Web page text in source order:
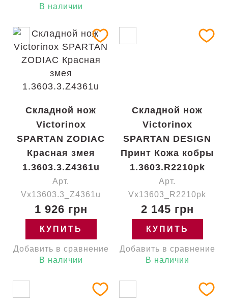
В наличии
Складной нож
Victorinox
SPARTAN ZODIAC
Красная змея
1.3603.3.Z4361u
Арт.
Vx13603.3_Z4361u
1 926 грн
КУПИТЬ
Добавить в сравнение
В наличии
Складной нож
Victorinox
SPARTAN DESIGN
Принт Кожа кобры
1.3603.R2210pk
Арт.
Vx13603_R2210pk
2 145 грн
КУПИТЬ
Добавить в сравнение
В наличии